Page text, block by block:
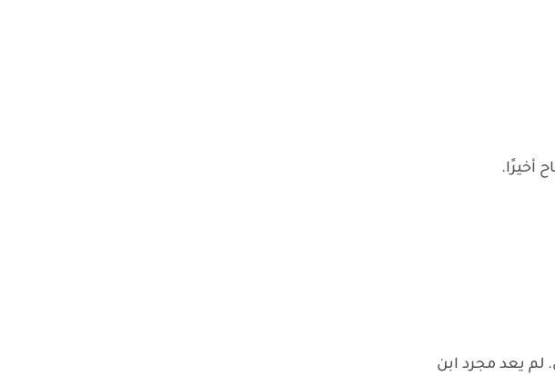
أخيرًا.
لم يعد مجرد ابن